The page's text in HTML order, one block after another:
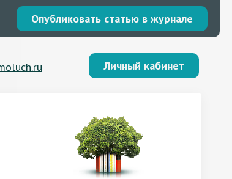
Опубликовать статью в журнале
Личный кабинет